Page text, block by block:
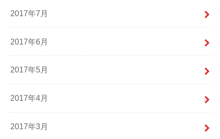
2017年7月
2017年6月
2017年5月
2017年4月
2017年3月